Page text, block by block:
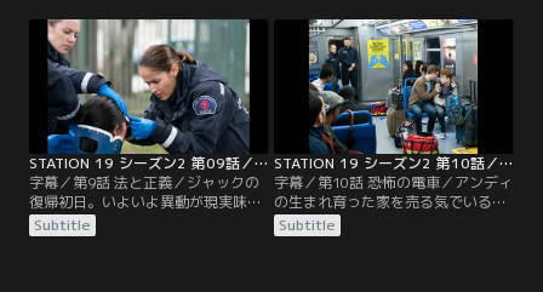
と密かに付き合うビクトリアと副隊
長昇格の面接を控えるマヤたちも現
場へ。アンディは、部下たちに心を
閉ざすサリヴァン隊長と事故被害者
の救助へ向かう。そこは彼の妻が事
故死した現場だった…。
きだと諭す。暴風で携帯が通じず、
ミランダと連絡が取れないベンは不
安を募らせていた。一方、救助車ご
と崖下に転落してしまったサリヴァ
ンとアンディ。無線も使えず救助も
望めない中…。
STATION 19 シーズン2 第09話／字幕
字幕／第9話 法と正義／ジャックの
復帰初日。いよいよ異動が現実味を
帯び、複雑な思いを抱えるマヤ。プ
ルイットは隊長代理最終日を迎え、
Subtitle
STATION 19 シーズン2 第10話／字幕
字幕／第10話 恐怖の電車／アンディ
の生まれ育った家を売る気でいるプ
ルイットは、実家がなくなることに
抵抗を感じるアンディをよそに、購
Subtitle